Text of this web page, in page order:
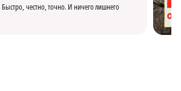
Быстро, честно, точно. И ничего лишнего